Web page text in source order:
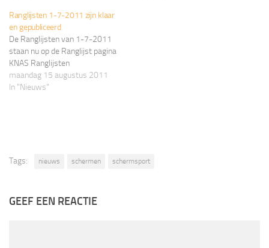
van 1 September 2014 is de
nieuwe categorie indeling
doorgevoerd. KNAS
Ranglijsten
Ranglijsten 1-7-2011 zijn klaar
en gepubliceerd
De Ranglijsten van 1-7-2011
staan nu op de Ranglijst pagina
KNAS Ranglijsten
maandag 15 augustus 2011
In "Nieuws"
Tags: nieuws schermen schermsport
GEEF EEN REACTIE